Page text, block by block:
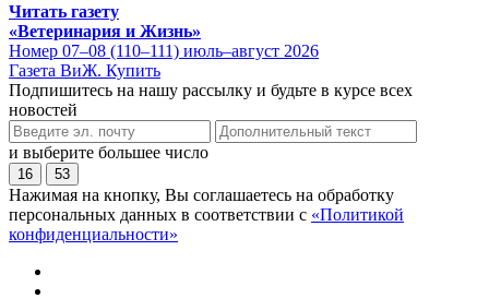
Читать газету
«Ветеринария и Жизнь»
Номер 07–08 (110–111) июль–август 2026
Газета ВиЖ. Купить
Подпишитесь на нашу рассылку и будьте в курсе всех
новостей
и выберите большее число
16 53
Нажимая на кнопку, Вы соглашаетесь на обработку
персональных данных в соответствии с «Политикой
конфиденциальности»